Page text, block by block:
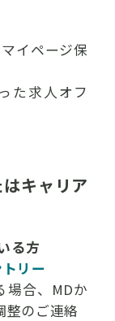
イページ保
た求人オフ
キャリア
る方
リー
場合、MDか
整のご連絡